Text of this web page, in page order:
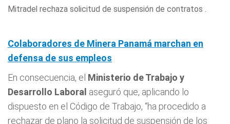
Mitradel rechaza solicitud de suspensión de contratos .
Colaboradores de Minera Panamá marchan en
defensa de sus empleos
En consecuencia, el Ministerio de Trabajo y
Desarrollo Laboral aseguró que, aplicando lo
dispuesto en el Código de Trabajo, “ha procedido a
rechazar de plano la solicitud de suspensión de los